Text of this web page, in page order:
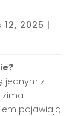
12, 2025 |
jednym z
zima
pojawiają